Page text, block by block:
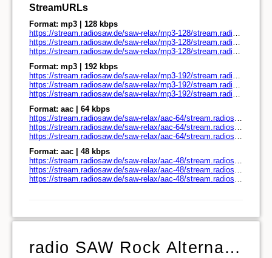
StreamURLs
Format: mp3 | 128 kbps
https://stream.radiosaw.de/saw-relax/mp3-128/stream.radiosaw.de/
https://stream.radiosaw.de/saw-relax/mp3-128/stream.radiosaw.de/play.pls
https://stream.radiosaw.de/saw-relax/mp3-128/stream.radiosaw.de/play.m3u
Format: mp3 | 192 kbps
https://stream.radiosaw.de/saw-relax/mp3-192/stream.radiosaw.de/
https://stream.radiosaw.de/saw-relax/mp3-192/stream.radiosaw.de/play.pls
https://stream.radiosaw.de/saw-relax/mp3-192/stream.radiosaw.de/play.m3u
Format: aac | 64 kbps
https://stream.radiosaw.de/saw-relax/aac-64/stream.radiosaw.de/
https://stream.radiosaw.de/saw-relax/aac-64/stream.radiosaw.de/play.pls
https://stream.radiosaw.de/saw-relax/aac-64/stream.radiosaw.de/play.m3u
Format: aac | 48 kbps
https://stream.radiosaw.de/saw-relax/aac-48/stream.radiosaw.de/
https://stream.radiosaw.de/saw-relax/aac-48/stream.radiosaw.de/play.pls
https://stream.radiosaw.de/saw-relax/aac-48/stream.radiosaw.de/play.m3u
radio SAW Rock Alternative